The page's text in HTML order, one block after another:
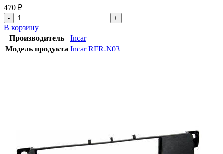
470 ₽
В корзину
Производитель
Incar
Модель продукта Incar RFR-N03